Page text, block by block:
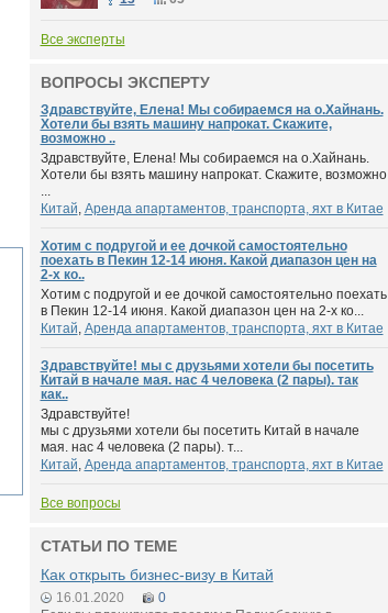
Все эксперты
ВОПРОСЫ ЭКСПЕРТУ
Здравствуйте, Елена! Мы собираемся на о.Хайнань.
Хотели бы взять машину напрокат. Скажите,
возможно ..
Здравствуйте, Елена! Мы собираемся на о.Хайнань.
Хотели бы взять машину напрокат. Скажите, возможно
...
Китай, Аренда апартаментов, транспорта, яхт в Китае
Хотим с подругой и ее дочкой самостоятельно
поехать в Пекин 12-14 июня. Какой диапазон цен на
2-х ко..
Хотим с подругой и ее дочкой самостоятельно поехать
в Пекин 12-14 июня. Какой диапазон цен на 2-х ко...
Китай, Аренда апартаментов, транспорта, яхт в Китае
Здравствуйте! мы с друзьями хотели бы посетить
Китай в начале мая. нас 4 человека (2 пары). так
как..
Здравствуйте!
мы с друзьями хотели бы посетить Китай в начале
мая. нас 4 человека (2 пары). т...
Китай, Аренда апартаментов, транспорта, яхт в Китае
Все вопросы
СТАТЬИ ПО ТЕМЕ
Как открыть бизнес-визу в Китай
16.01.2020
0